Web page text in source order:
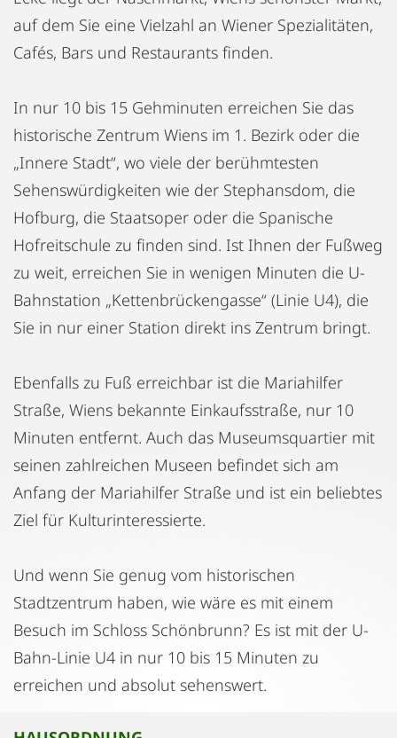
auf dem Sie eine Vielzahl an Wiener Spezialitäten,
Cafés, Bars und Restaurants finden.
In nur 10 bis 15 Gehminuten erreichen Sie das
historische Zentrum Wiens im 1. Bezirk oder die
„Innere Stadt“, wo viele der berühmtesten
Sehenswürdigkeiten wie der Stephansdom, die
Hofburg, die Staatsoper oder die Spanische
Hofreitschule zu finden sind. Ist Ihnen der Fußweg
zu weit, erreichen Sie in wenigen Minuten die U-
Bahnstation „Kettenbrückengasse“ (Linie U4), die
Sie in nur einer Station direkt ins Zentrum bringt.
Ebenfalls zu Fuß erreichbar ist die Mariahilfer
Straße, Wiens bekannte Einkaufsstraße, nur 10
Minuten entfernt. Auch das Museumsquartier mit
seinen zahlreichen Museen befindet sich am
Anfang der Mariahilfer Straße und ist ein beliebtes
Ziel für Kulturinteressierte.
Und wenn Sie genug vom historischen
Stadtzentrum haben, wie wäre es mit einem
Besuch im Schloss Schönbrunn? Es ist mit der U-
Bahn-Linie U4 in nur 10 bis 15 Minuten zu
erreichen und absolut sehenswert.